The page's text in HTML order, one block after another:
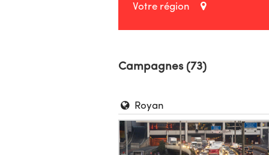
Votre région
Campagnes (73)
Royan